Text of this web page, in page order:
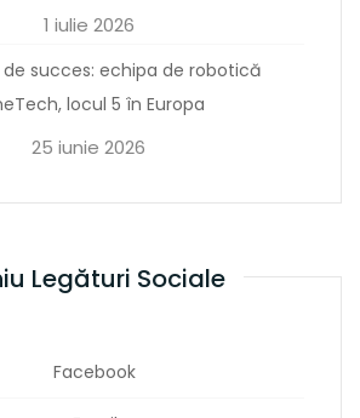
1 iulie 2026
succes: echipa de robotică
locul 5 în Europa
25 iunie 2026
Legături Sociale
Facebook